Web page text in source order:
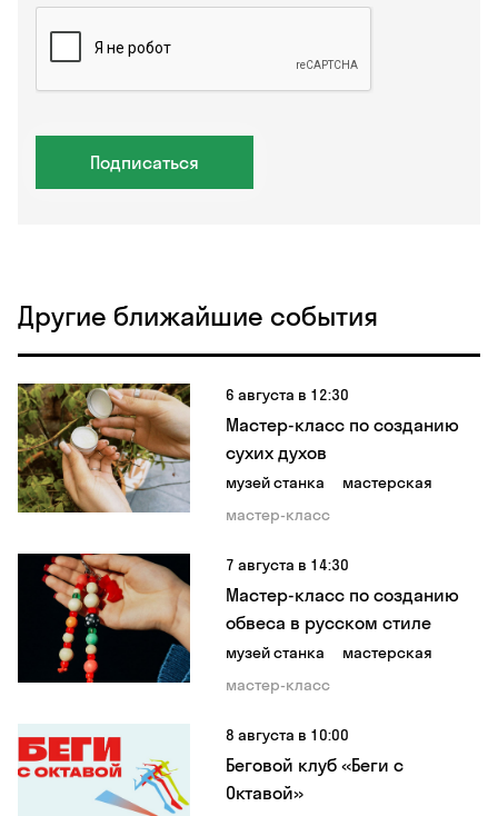
Подписаться
Другие ближайшие события
6 августа в 12:30
Мастер-класс по созданию
сухих духов
музей станка
мастерская
мастер-класс
7 августа в 14:30
Мастер-класс по созданию
обвеса в русском стиле
музей станка
мастерская
мастер-класс
8 августа в 10:00
Беговой клуб «Беги с
Октавой»